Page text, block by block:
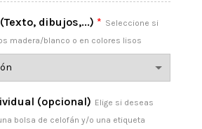
1,20 €
dibujos,...) * Seleccione si
madera/blanco o en colores lisos
(opcional) Elige si deseas
bolsa de celofán y/o una etiqueta